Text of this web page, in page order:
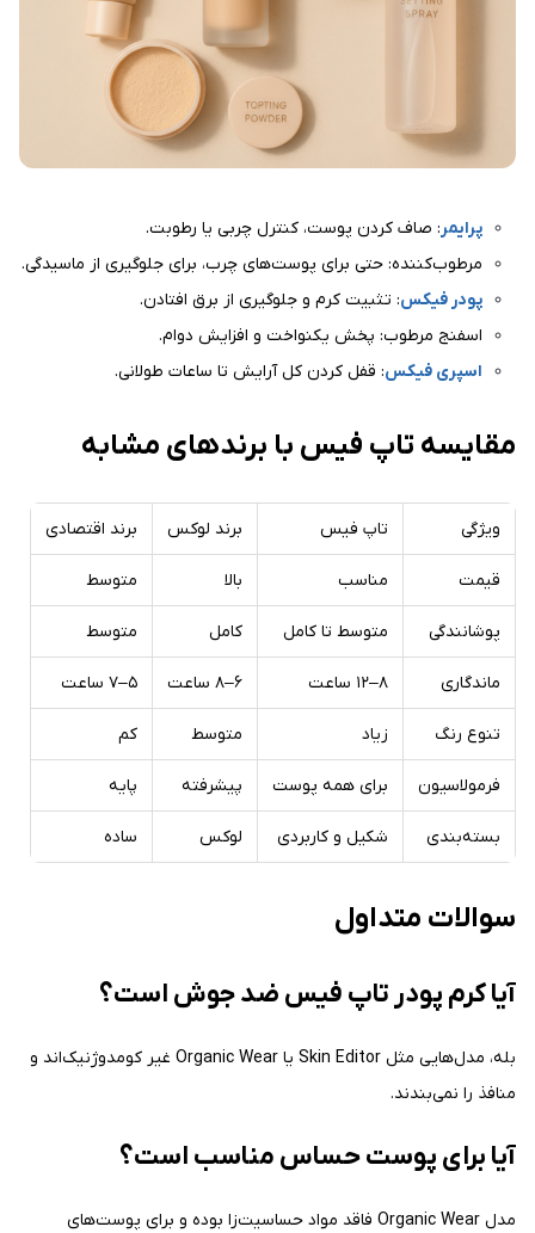
پرایمر: صاف کردن پوست، کنترل چربی یا رطوبت.
مرطوب‌کننده: حتی برای پوست‌های چرب، برای جلوگیری از ماسیدگی.
پودر فیکس: تثبیت کرم و جلوگیری از برق افتادن.
اسفنج مرطوب: پخش یکنواخت و افزایش دوام.
اسپری فیکس: قفل کردن کل آرایش تا ساعات طولانی.
مقایسه تاپ فیس با برندهای مشابه
ویژگی تاپ فیس برند لوکس برند اقتصادی
قیمت مناسب بالا متوسط
پوشانندگی متوسط تا کامل کامل متوسط
ماندگاری ۸–۱۲ ساعت ۶–۸ ساعت ۵–۷ ساعت
تنوع رنگ زیاد متوسط کم
فرمولاسیون برای همه پوست پیشرفته پایه
بسته‌بندی شکیل و کاربردی لوکس ساده
سوالات متداول
آیا کرم پودر تاپ فیس ضد جوش است؟
بله، مدل‌هایی مثل Skin Editor یا Organic Wear غیر کومدوژنیک‌اند و
منافذ را نمی‌بندند.
آیا برای پوست حساس مناسب است؟
مدل Organic Wear فاقد مواد حساسیت‌زا بوده و برای پوست‌های